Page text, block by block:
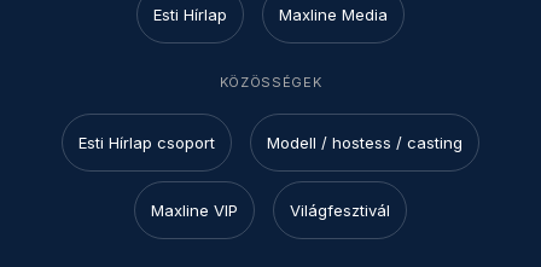
Esti Hírlap Maxline Media
KÖZÖSSÉGEK
Esti Hírlap csoport Modell / hostess / casting
Maxline VIP Világfesztivál